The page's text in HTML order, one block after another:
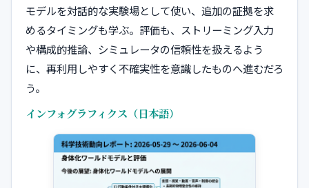
モデルを対話的な実験場として使い、追加の証拠を求
めるタイミングも学ぶ。評価も、ストリーミング入力
や構成的推論、シミュレータの信頼性を扱えるよう
に、再利用しやすく不確実性を意識したものへ進むだろ
う。
インフォグラフィクス（日本語）